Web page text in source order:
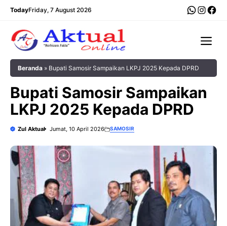
Langsung
TodayFriday, 7 August 2026
Beranda » Bupati Samosir Sampaikan LKPJ 2025 Kepada DPRD
Bupati Samosir Sampaikan
LKPJ 2025 Kepada DPRD
Zul Aktual Jumat, 10 April 2026 SAMOSIR